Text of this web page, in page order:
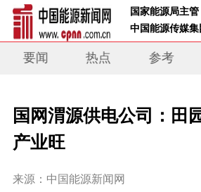
国家能源局主管
中国能源传媒
要闻 热点 参考
国网渭源供电公司：田
产业旺
来源：中国能源新闻网